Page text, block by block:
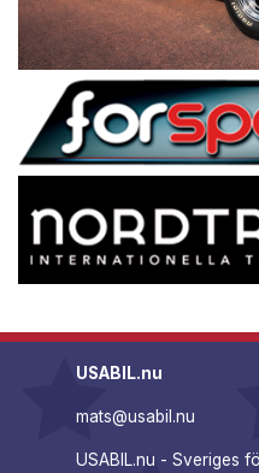
USABIL.nu
mats@usabil.nu
USABIL.nu - Sveriges